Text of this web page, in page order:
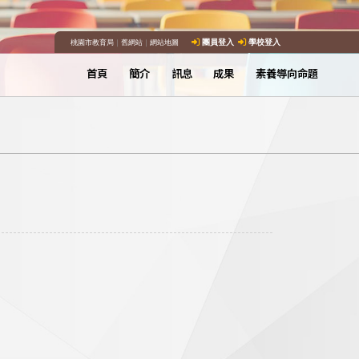
桃園市教育局｜ 舊網站｜ 網站地圖 團員登入 學校登入
首頁 簡介 訊息 成果 素養導向命題